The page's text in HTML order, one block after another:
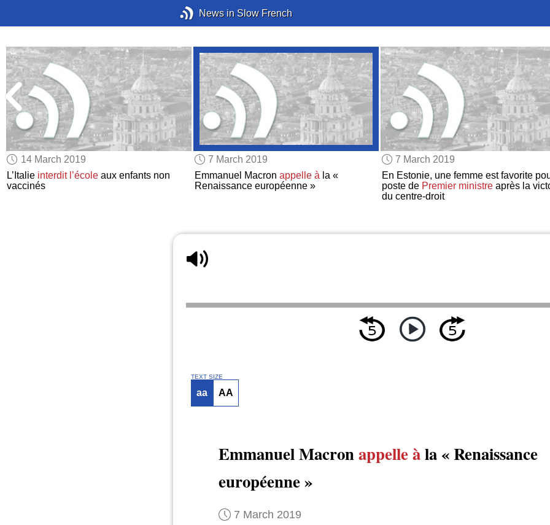
News in Slow French
14 March 2019
L’Italie interdit l’école aux enfants non
vaccinés
7 March 2019
Emmanuel Macron appelle àla «
Renaissance européenne »
7 March 2019
En Estonie, une femme est favorite
poste de Premier ministreaprès la
du centre-droit
TEXT SIZE
aa AA
Emmanuel Macronappelle àla « Renaissance
européenne »
7 March 2019